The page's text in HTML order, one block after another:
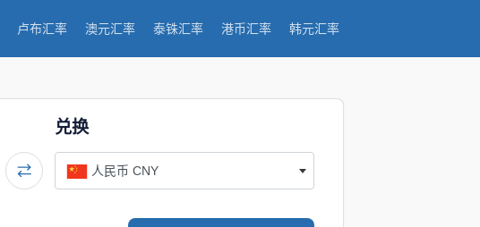
卢布汇率 澳元汇率 泰铢汇率 港币汇率 韩元汇率
兑换
人民币 CNY